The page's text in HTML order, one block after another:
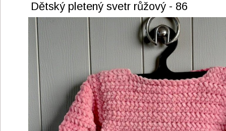
Dětský pletený svetr růžový - 86